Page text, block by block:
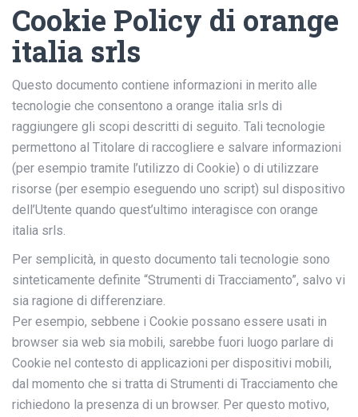
Cookie Policy di orange
italia srls
Questo documento contiene informazioni in merito alle
tecnologie che consentono a orange italia srls di
raggiungere gli scopi descritti di seguito. Tali tecnologie
permettono al Titolare di raccogliere e salvare informazioni
(per esempio tramite l’utilizzo di Cookie) o di utilizzare
risorse (per esempio eseguendo uno script) sul dispositivo
dell’Utente quando quest’ultimo interagisce con orange
italia srls.
Per semplicità, in questo documento tali tecnologie sono
sinteticamente definite “Strumenti di Tracciamento”, salvo vi
sia ragione di differenziare.
Per esempio, sebbene i Cookie possano essere usati in
browser sia web sia mobili, sarebbe fuori luogo parlare di
Cookie nel contesto di applicazioni per dispositivi mobili,
dal momento che si tratta di Strumenti di Tracciamento che
richiedono la presenza di un browser. Per questo motivo,